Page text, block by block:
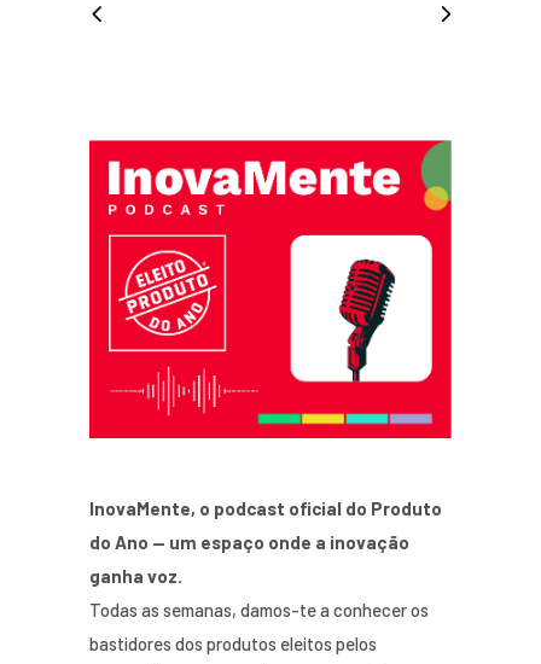
InovaMente, o podcast oficial do Produto
do Ano — um espaço onde a inovação
ganha voz.
Todas as semanas, damos-te a conhecer os
bastidores dos produtos eleitos pelos